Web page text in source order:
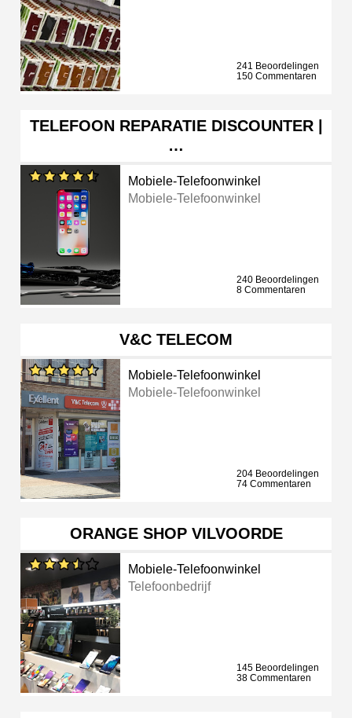
241 Beoordelingen
150 Commentaren
TELEFOON REPARATIE DISCOUNTER |
…
Mobiele-Telefoonwinkel
Mobiele-Telefoonwinkel
240 Beoordelingen
8 Commentaren
V&C TELECOM
Mobiele-Telefoonwinkel
Mobiele-Telefoonwinkel
204 Beoordelingen
74 Commentaren
ORANGE SHOP VILVOORDE
Mobiele-Telefoonwinkel
Telefoonbedrijf
145 Beoordelingen
38 Commentaren